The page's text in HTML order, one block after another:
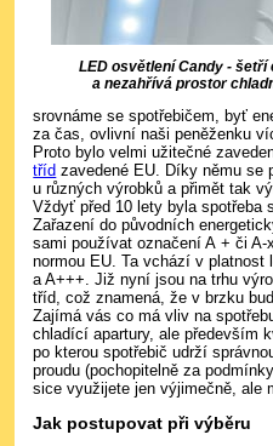
LED osvětlení Candy - šetří
a nezahřívá prostor
srovnáme se spotřebičem, byť
za čas, ovlivní naši peněženku
Proto bylo velmi užitečné
tříd zavedené EU. Díky němu se
u různých výrobků a přimět tak
Vždyť před 10 lety byla spotřeba
Zařazení do původních
sami používat označení A + či A-
normou EU. Ta vchází v
a A+++. Již nyní jsou na trhu
tříd, což znamená, že v brzku
Zajímá vás co má vliv na
chladící apartury, ale především
po kterou spotřebič udrží
proudu (pochopitelně za
sice využijete jen výjimečně, ale
Jak postupovat při výběru